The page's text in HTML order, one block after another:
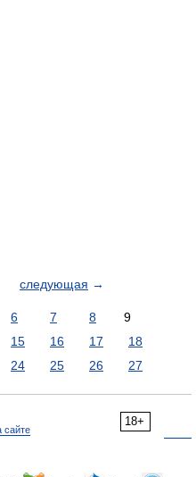
следующая →
6 7 8
9
15 16 17
18
24 25 26 27
18+
сайте